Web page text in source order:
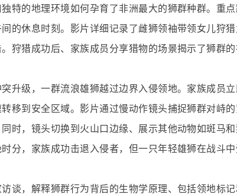
款
特的地理环境如何孕育了非洲最大的狮群种群。重
的休息时刻。影片详细记录了雌狮领袖带领女儿狩
狩猎成功后、家族成员分享猎物的场景揭示了狮群的
升级，一群流浪雄狮越过边界入侵领地。家族成员
移到安全区域。影片通过慢动作镜头捕捉狮群对峙
时，镜头切换到火山口边缘、展示其他动物如斑马
分，家族成功击退入侵者，但一只年轻雄狮在战斗中
谈，解释狮群行为背后的生物学原理、包括领地标